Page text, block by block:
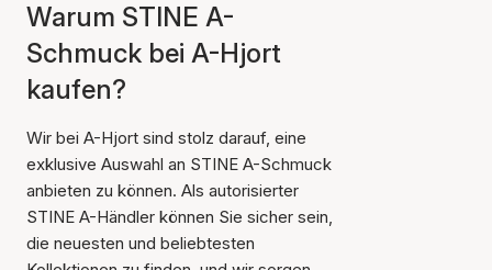
Warum STINE A-
Schmuck bei A-Hjort
kaufen?
Wir bei A-Hjort sind stolz darauf, eine
exklusive Auswahl an STINE A-Schmuck
anbieten zu können. Als autorisierter
STINE A-Händler können Sie sicher sein,
die neuesten und beliebtesten